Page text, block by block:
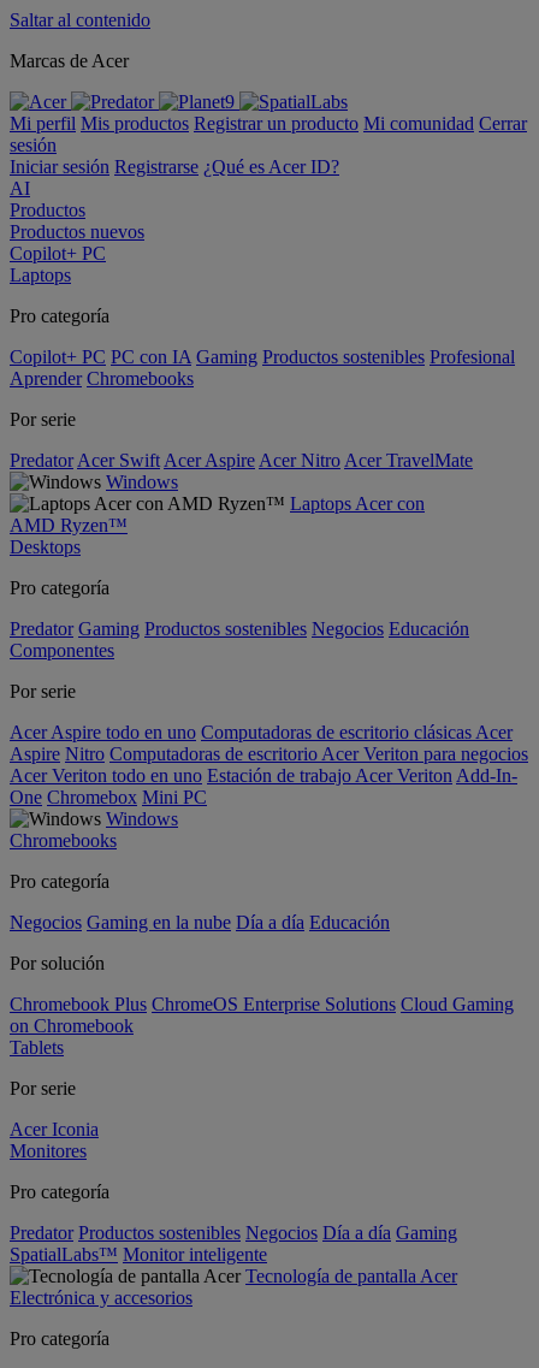
Saltar al contenido
Marcas de Acer
Mi perfil Mis productos Registrar un producto Mi comunidad Cerrar
sesión
Iniciar sesión Registrarse ¿Qué es Acer ID?
AI
Productos
Productos nuevos
Copilot+ PC
Laptops
Pro categoría
Copilot+ PC PC con IA Gaming Productos sostenibles Profesional
Aprender Chromebooks
Por serie
Predator Acer Swift Acer Aspire Acer Nitro Acer TravelMate
Windows
Laptops Acer con
AMD Ryzen™
Desktops
Pro categoría
Predator Gaming Productos sostenibles Negocios Educación
Componentes
Por serie
Acer Aspire todo en uno Computadoras de escritorio clásicas Acer
Aspire Nitro Computadoras de escritorio Acer Veriton para negocios
Acer Veriton todo en uno Estación de trabajo Acer Veriton Add-In-
One Chromebox Mini PC
Windows
Chromebooks
Pro categoría
Negocios Gaming en la nube Día a día Educación
Por solución
Chromebook Plus ChromeOS Enterprise Solutions Cloud Gaming
on Chromebook
Tablets
Por serie
Acer Iconia
Monitores
Pro categoría
Predator Productos sostenibles Negocios Día a día Gaming
SpatialLabs™ Monitor inteligente
Tecnología de pantalla Acer
Electrónica y accesorios
Pro categoría